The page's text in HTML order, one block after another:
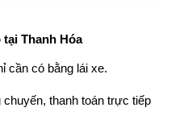
Thanh Hóa
cần có bằng lái xe.
thanh toán trực tiếp